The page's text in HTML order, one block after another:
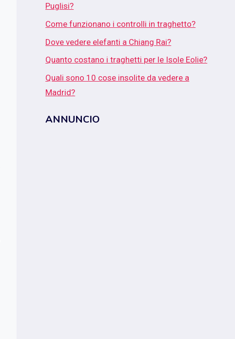
Puglisi?
Come funzionano i controlli in traghetto?
Dove vedere elefanti a Chiang Rai?
Quanto costano i traghetti per le Isole Eolie?
Quali sono 10 cose insolite da vedere a
Madrid?
ANNUNCIO